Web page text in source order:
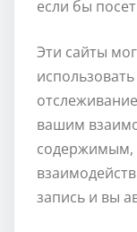
если бы
Эти сайты
вашим
содержимым,
запись и вы